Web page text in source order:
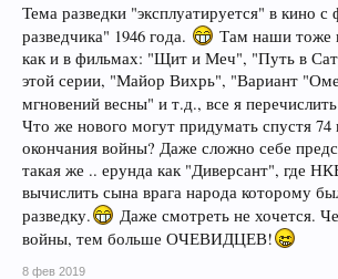
поймешь о каких событиях идет речь. Сериал
жизнь простых людей во время войны, а не
героизм
Тема разведки "эксплуатируется" в кино
разведчика" 1946 года.
Там наши тоже
как и в фильмах: "Щит и Меч", "Путь в
этой серии, "Майор Вихрь", "Вариант
мгновений весны" и т.д., все я
Что же нового могут придумать спустя 74
окончания войны? Даже сложно себе
такая же .. ерунда как "Диверсант", где
вычислить сына врага народа которому
разведку.
Даже смотреть не хочется.
войны, тем больше ОЧЕВИДЦЕВ!
8 фев 2019